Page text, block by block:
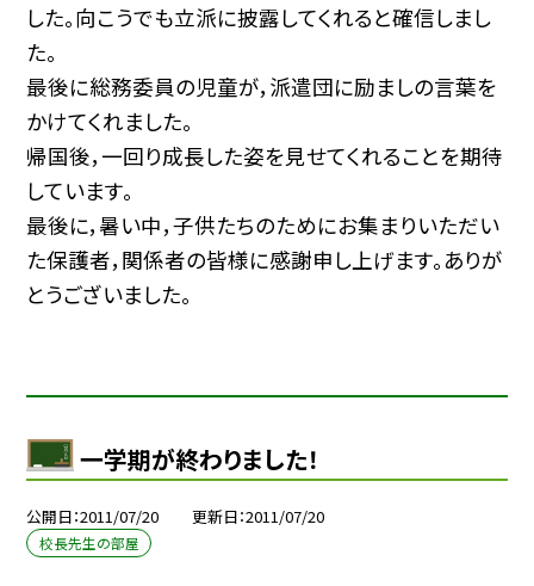
した。向こうでも立派に披露してくれると確信しまし
た。
最後に総務委員の児童が，派遣団に励ましの言葉を
かけてくれました。
帰国後，一回り成長した姿を見せてくれることを期待
しています。
最後に，暑い中，子供たちのためにお集まりいただい
た保護者，関係者の皆様に感謝申し上げます。ありが
とうございました。
一学期が終わりました！
公開日 2011/07/20 更新日 2011/07/20
校長先生の部屋